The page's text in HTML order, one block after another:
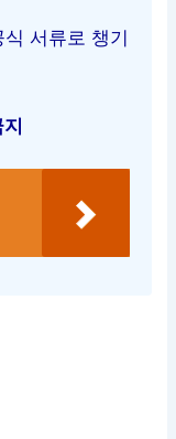
식 서류로 챙기